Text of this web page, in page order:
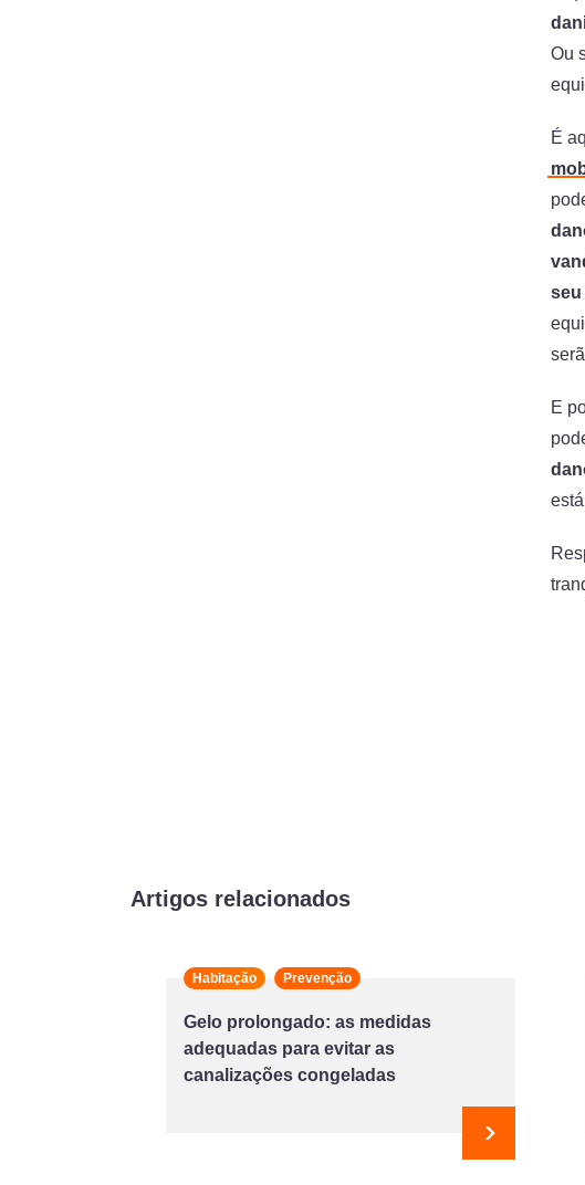
Ou
É
seu
E
Artigos relacionados
Habitação Prevenção
Gelo prolongado: as medidas
adequadas para evitar as
canalizações congeladas
Seguinte